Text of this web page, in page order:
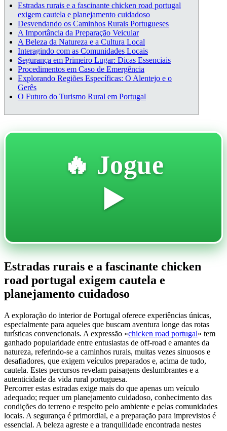
Estradas rurais e a fascinante chicken road portugal
exigem cautela e planejamento cuidadoso
Desvendando os Caminhos Rurais Portugueses
A Importância da Preparação Veicular
A Beleza da Natureza e a Cultura Local
Interagindo com as Comunidades Locais
Segurança em Primeiro Lugar: Dicas Essenciais
Procedimentos em Caso de Emergência
Explorando Regiões Específicas: O Alentejo e o
Gerês
O Futuro do Turismo Rural em Portugal
🔥 Jogue
▶️
Estradas rurais e a fascinante chicken
road portugal exigem cautela e
planejamento cuidadoso
A exploração do interior de Portugal oferece experiências únicas,
especialmente para aqueles que buscam aventura longe das rotas
turísticas convencionais. A expressão «chicken road portugal» tem
ganhado popularidade entre entusiastas de off-road e amantes da
natureza, referindo-se a caminhos rurais, muitas vezes sinuosos e
desafiadores, que exigem veículos preparados e, acima de tudo,
cautela. Estes percursos revelam paisagens deslumbrantes e a
autenticidade da vida rural portuguesa.
Percorrer estas estradas exige mais do que apenas um veículo
adequado; requer um planejamento cuidadoso, conhecimento das
condições do terreno e respeito pelo ambiente e pelas comunidades
locais. A segurança é primordial, e a preparação para imprevistos é
essencial. A beleza agreste e a tranquilidade encontrada nestes